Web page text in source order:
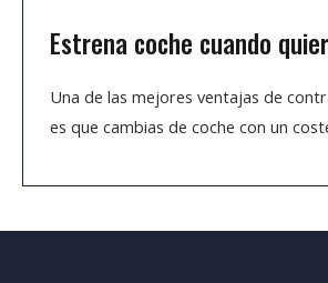
Estrena coche cuando
Una de las mejores ventajas de
es que cambias de coche con un